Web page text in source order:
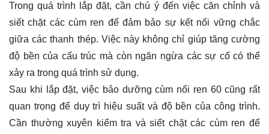
Trong quá trình lắp đặt, cần chú ý đến việc căn chỉnh và
siết chặt các cùm ren để đảm bảo sự kết nối vững chắc
giữa các thanh thép. Việc này không chỉ giúp tăng cường
độ bền của cấu trúc mà còn ngăn ngừa các sự cố có thể
xảy ra trong quá trình sử dụng.
Sau khi lắp đặt, việc bảo dưỡng cùm nối ren 60 cũng rất
quan trọng để duy trì hiệu suất và độ bền của công trình.
Cần thường xuyên kiểm tra và siết chặt các cùm ren để